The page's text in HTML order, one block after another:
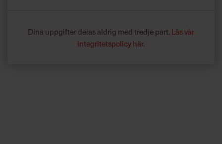
Dina uppgifter delas aldrig med tredje part. Läs vår
integritetspolicy här.